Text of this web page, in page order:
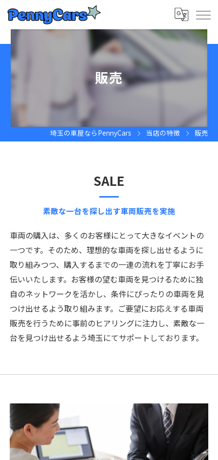
販売
埼玉の車屋ならPennyCars 当店の特徴 販売
素敵な一台を探し出す車両販売を実施
SALE
車両の購入は、多くのお客様にとって大きなイベントの
一つです。そのため、理想的な車両を探し出せるように
取り組みつつ、購入するまでの一連の流れを丁寧にお手
伝いいたします。お客様の望む車両を見つけるために独
自のネットワークを活かし、条件にぴったりの車両を見
つけ出せるよう取り組みます。ご要望にお応えする車両
販売を行うために事前のヒアリングに注力し、素敵な一
台を見つけ出せるよう埼玉にてサポートしております。